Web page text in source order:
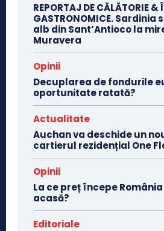
REPORTAJ DE CĂLĂTORIE &
GASTRONOMICE.
alb din Sant’Antioco la
Muravera
Opinii
Decuplarea de fondurile
oportunitate ratată?
Actualitate
Auchan va deschide un
cartierul rezidențial One
Opinii
La ce preț începe
acasă?
Editoriale